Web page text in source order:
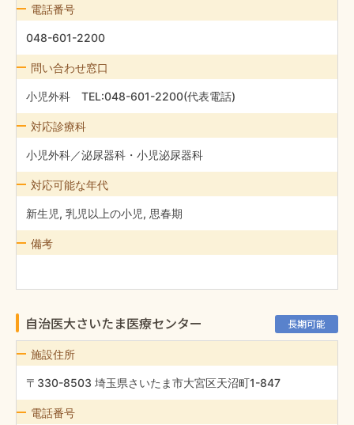
電話番号
048-601-2200
問い合わせ窓口
小児外科 TEL:048-601-2200(代表電話)
対応診療科
小児外科／泌尿器科・小児泌尿器科
対応可能な年代
新生児, 乳児以上の小児, 思春期
備考
自治医大さいたま医療センター 長期可能
施設住所
〒330-8503 埼玉県さいたま市大宮区天沼町1-847
電話番号